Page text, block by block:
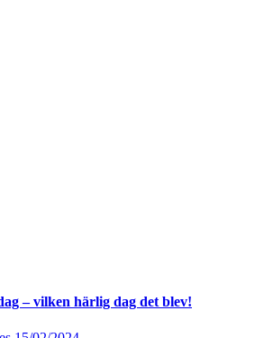
– vilken härlig dag det blev!